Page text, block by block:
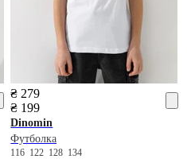
₴ 279
₴ 199
Dinomin
Футболка
116 122 128 134